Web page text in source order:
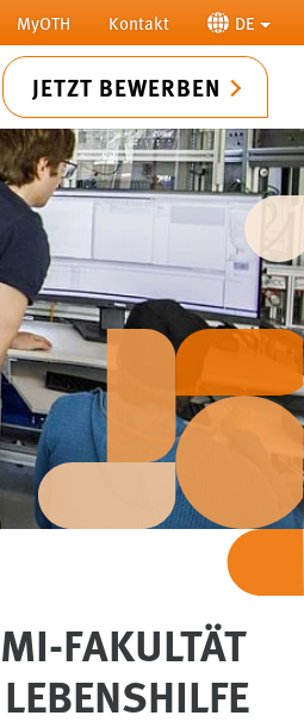
MyOTH Kontakt DE
JETZT BEWERBEN
FAKULTÄT